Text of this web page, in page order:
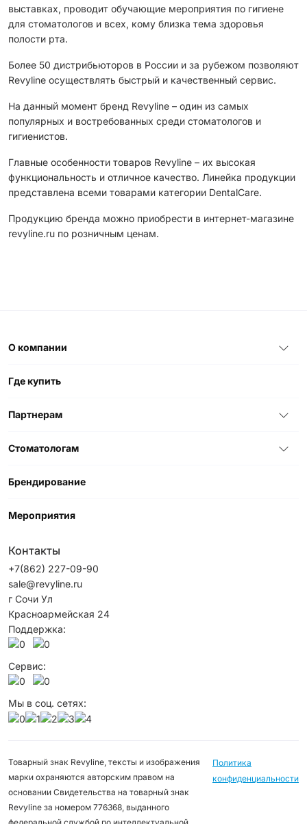
выставках, проводит обучающие мероприятия по гигиене
для стоматологов и всех, кому близка тема здоровья
полости рта.
Более 50 дистрибьюторов в России и за рубежом позволяют
Revyline осуществлять быстрый и качественный сервис.
На данный момент бренд Revyline – один из самых
популярных и востребованных среди стоматологов и
гигиенистов.
Главные особенности товаров Revyline – их высокая
функциональность и отличное качество. Линейка продукции
представлена всеми товарами категории DentalCare.
Продукцию бренда можно приобрести в интернет-магазине
revyline.ru по розничным ценам.
О компании
Где купить
Партнерам
Стоматологам
Брендирование
Мероприятия
Контакты
+7(862) 227-09-90
sale@revyline.ru
г Сочи Ул
Красноармейская 24
Поддержка:
Сервис:
Мы в соц. сетях:
Товарный знак Revyline, тексты и изображения
марки охраняются авторским правом на
основании Свидетельства на товарный знак
Revyline за номером 776368, выданного
Политика
конфиденциальности